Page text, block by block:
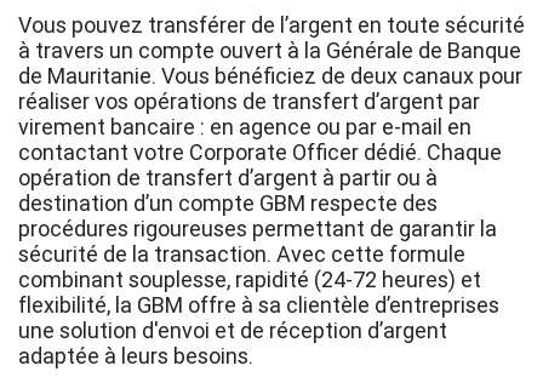
Vous pouvez transférer de l’argent en toute sécurité
à travers un compte ouvert à la Générale de Banque
de Mauritanie. Vous bénéficiez de deux canaux pour
réaliser vos opérations de transfert d’argent par
virement bancaire : en agence ou par e-mail en
contactant votre Corporate Officer dédié. Chaque
opération de transfert d’argent à partir ou à
destination d’un compte GBM respecte des
procédures rigoureuses permettant de garantir la
sécurité de la transaction. Avec cette formule
combinant souplesse, rapidité (24-72 heures) et
flexibilité, la GBM offre à sa clientèle d’entreprises
une solution d'envoi et de réception d’argent
adaptée à leurs besoins.